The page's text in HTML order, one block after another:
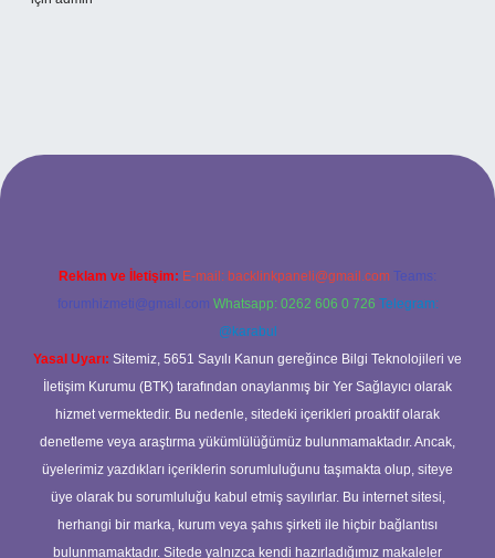
Reklam ve İletişim: E-mail: backlinkpaneli@gmail.com Teams:
forumhizmeti@gmail.com Whatsapp: 0262 606 0 726 Telegram:
@karabul
Yasal Uyarı: Sitemiz, 5651 Sayılı Kanun gereğince Bilgi Teknolojileri ve
İletişim Kurumu (BTK) tarafından onaylanmış bir Yer Sağlayıcı olarak
hizmet vermektedir. Bu nedenle, sitedeki içerikleri proaktif olarak
denetleme veya araştırma yükümlülüğümüz bulunmamaktadır. Ancak,
üyelerimiz yazdıkları içeriklerin sorumluluğunu taşımakta olup, siteye
üye olarak bu sorumluluğu kabul etmiş sayılırlar. Bu internet sitesi,
herhangi bir marka, kurum veya şahıs şirketi ile hiçbir bağlantısı
bulunmamaktadır. Sitede yalnızca kendi hazırladığımız makaleler